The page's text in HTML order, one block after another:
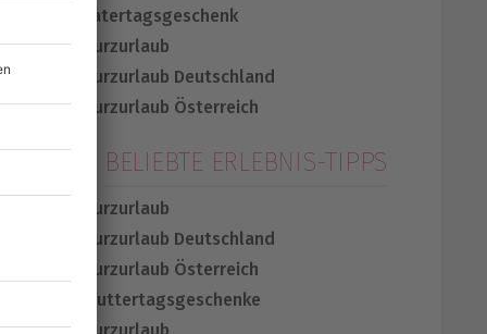
Vatertagsgeschenk
Kurzurlaub
Kurzurlaub Deutschland
Kurzurlaub Österreich
BELIEBTE ERLEBNIS-TIPPS
Kurzurlaub
Kurzurlaub Deutschland
Kurzurlaub Österreich
Muttertagsgeschenke